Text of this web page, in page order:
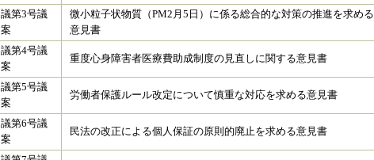
議第3号議
案
微小粒子状物質（PM2月5日）に係る総合的な対策の推進を求める
意見書
議第4号議
案
重度心身障害者医療費助成制度の見直しに関する意見書
議第5号議
案
労働者保護ルール改定について慎重な対応を求める意見書
議第6号議
案
民法の改正による個人保証の原則的廃止を求める意見書